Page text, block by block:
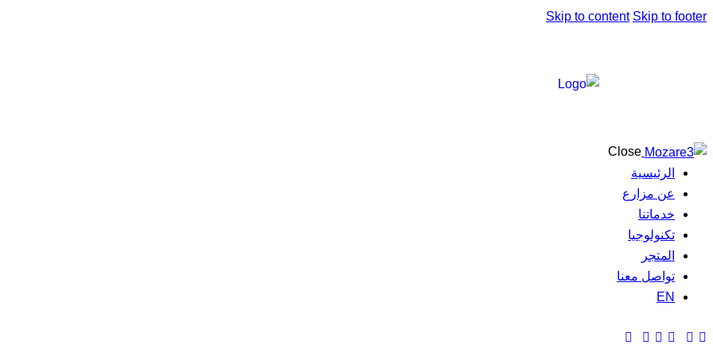
Skip to content Skip to footer
Close
الرئيسية
عن مزارع
خدماتنا
تكنولوجيا
المتجر
تواصل معنا
EN